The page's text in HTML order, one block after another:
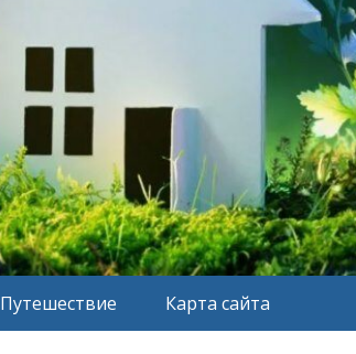
Путешествие Карта сайта